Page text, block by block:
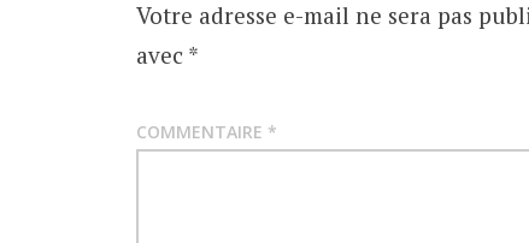
Votre adresse e-mail ne sera pas
avec *
COMMENTAIRE *